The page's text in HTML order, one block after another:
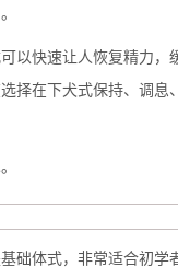
以快速让人恢复精力，
择在下犬式保持、调息
础体式，非常适合初学